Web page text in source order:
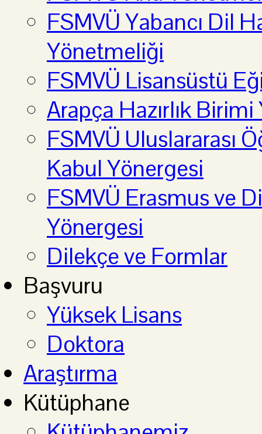
FSMVÜ Yabancı Dil
Yönetmeliği
FSMVÜ Lisansüstü
Arapça Hazırlık
FSMVÜ Uluslararası
Kabul Yönergesi
FSMVÜ Erasmus ve
Yönergesi
Dilekçe ve Formlar
Başvuru
Yüksek Lisans
Doktora
Araştırma
Kütüphane